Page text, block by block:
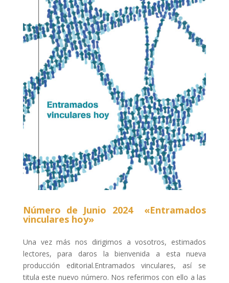
Número de Junio 2024 «Entramados
vinculares hoy»
Una vez más nos dirigimos a vosotros, estimados
lectores, para daros la bienvenida a esta nueva
producción editorial.Entramados vinculares, así se
titula este nuevo número. Nos referimos con ello a las